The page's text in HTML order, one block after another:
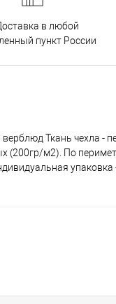
в любой
пункт России
Ткань чехла -
(200гр/м2). По